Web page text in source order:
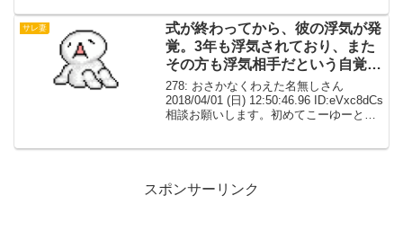
て下さい。」と自分の父を「...
サレ妻
式が終わってから、彼の浮気が発
覚。3年も浮気されており、また
その方も浮気相手だという自覚は
なかったみたいです。【尻切】
278: おさかなくわえた名無しさん
2018/04/01 (日) 12:50:46.96 ID:eVxc8dCs
相談お願いします。初めてこーゆーとこ
スポンサーリンク